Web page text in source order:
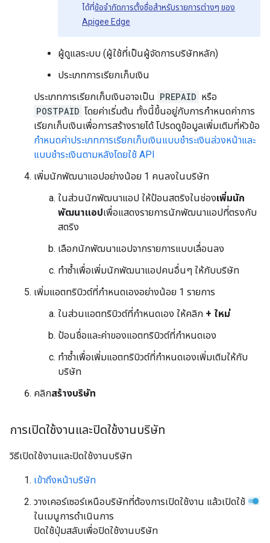
ได้ที่ข้อจำกัดการตั้งชื่อสำหรับรายการต่างๆ ของ
Apigee Edge
ผู้ดูแลระบบ (ผู้ใช้ที่เป็นผู้จัดการบริษัทหลัก)
ประเภทการเรียกเก็บเงิน
ประเภทการเรียกเก็บเงินอาจเป็น PREPAID หรือ
POSTPAID โดยค่าเริ่มต้น ทั้งนี้ขึ้นอยู่กับการกำหนดค่าการ
เรียกเก็บเงินเพื่อการสร้างรายได้ โปรดดูข้อมูลเพิ่มเติมที่หัวข้อ
กำหนดค่าประเภทการเรียกเก็บเงินแบบชำระเงินล่วงหน้าและ
แบบชําระเงินตามหลังโดยใช้ API
เพิ่มนักพัฒนาแอปอย่างน้อย 1 คนลงในบริษัท
ในส่วนนักพัฒนาแอป ให้ป้อนสตริงในช่องเพิ่มนัก
พัฒนาแอปเพื่อแสดงรายการนักพัฒนาแอปที่ตรงกับ
สตริง
เลือกนักพัฒนาแอปจากรายการแบบเลื่อนลง
ทำซ้ำเพื่อเพิ่มนักพัฒนาแอปคนอื่นๆ ให้กับบริษัท
เพิ่มแอตทริบิวต์ที่กำหนดเองอย่างน้อย 1 รายการ
ในส่วนแอตทริบิวต์ที่กำหนดเอง ให้คลิก + ใหม่
ป้อนชื่อและค่าของแอตทริบิวต์ที่กำหนดเอง
ทำซ้ำเพื่อเพิ่มแอตทริบิวต์ที่กำหนดเองเพิ่มเติมให้กับ
บริษัท
คลิกสร้างบริษัท
การเปิดใช้งานและปิดใช้งานบริษัท
วิธีเปิดใช้งานและปิดใช้งานบริษัท
เข้าถึงหน้าบริษัท
วางเคอร์เซอร์เหนือบริษัทที่ต้องการเปิดใช้งาน แล้วเปิดใช้
ในเมนูการดําเนินการ
ปิดใช้ปุ่มสลับเพื่อปิดใช้งานบริษัท